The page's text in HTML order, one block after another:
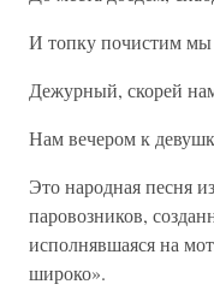
И топку почистим
Дежурный, скорей
Нам вечером к
Это народная песня
паровозников,
исполнявшаяся на
широко».